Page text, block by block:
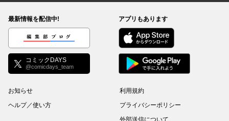
最新情報を配信中!
編集部ブログ
コミックDAYS
@comicdays_team
アプリもあります
お知らせ
ヘルプ／使い方
利用規約
プライバシーポリシー
外部送信について